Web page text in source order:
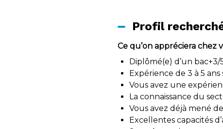
Profil
Ce qu’on appréciera chez
Diplômé(e) d’un
Expérience de 3 à 5
Vous avez une
La connaissance du
Vous avez déjà mené
Excellentes capacités